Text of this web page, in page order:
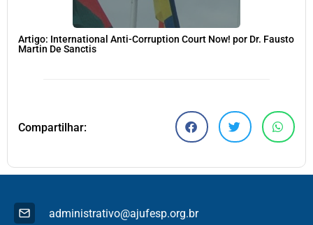
Artigo: International Anti-Corruption Court Now! por Dr. Fausto
Martin De Sanctis
Compartilhar:
administrativo@ajufesp.org.br